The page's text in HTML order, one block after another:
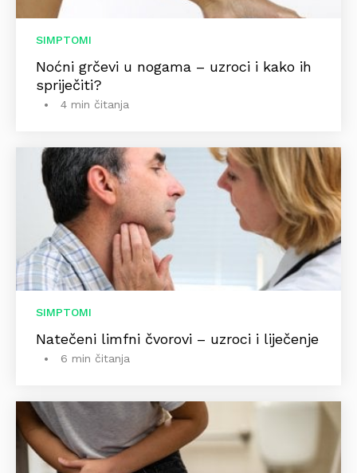
SIMPTOMI
Noćni grčevi u nogama – uzroci i kako ih
spriječiti?
4 min čitanja
SIMPTOMI
Natečeni limfni čvorovi – uzroci i liječenje
6 min čitanja